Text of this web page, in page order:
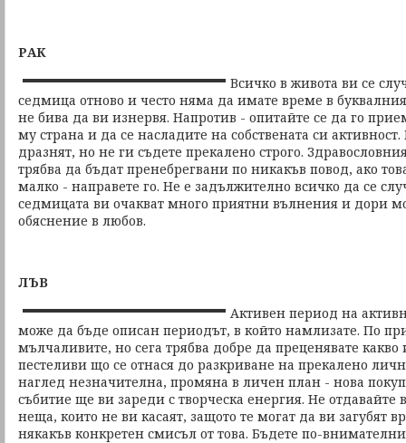
РАК
Всичко в живота ви се
седмица отново и често няма да имате време в
не бива да ви изнервя. Напротив - опитайте се да го
му страна и да се насладите на собствената си
дразнят, но не ги съдете прекалено строго.
трябва да бъдат пренебрегвани по никакъв повод, ако
малко - направете го. Не е задължително всичко да се
седмицата ви очакват много приятни вълнения и дори
обяснение в любов.
ЛЪВ
Активен период на
може да бъде описан периодът, в който намлизате. По
мълчаливите, но сега трябва добре да преценявате какво
пестеливи що се отнася до разкриване на прекалено
наглед незначителна, промяна в личен план - нова
събитие ще ви зареди с творческа енергия. Не
неща, които не ви касаят, защото те могат да ви загубят
някакъв конкретен смисъл от това. Бъдете по-